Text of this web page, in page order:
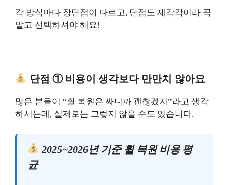
각 방식마다 장단점이 다르고, 단점도 제각각이라 꼭
알고 선택하셔야 해요!
단점 ① 비용이 생각보다 만만치 않아요
많은 분들이 “휠 복원은 싸니까 괜찮겠지”라고 생각
하시는데, 실제로는 그렇지 않을 수도 있습니다.
2025~2026년 기준 휠 복원 비용 평
균